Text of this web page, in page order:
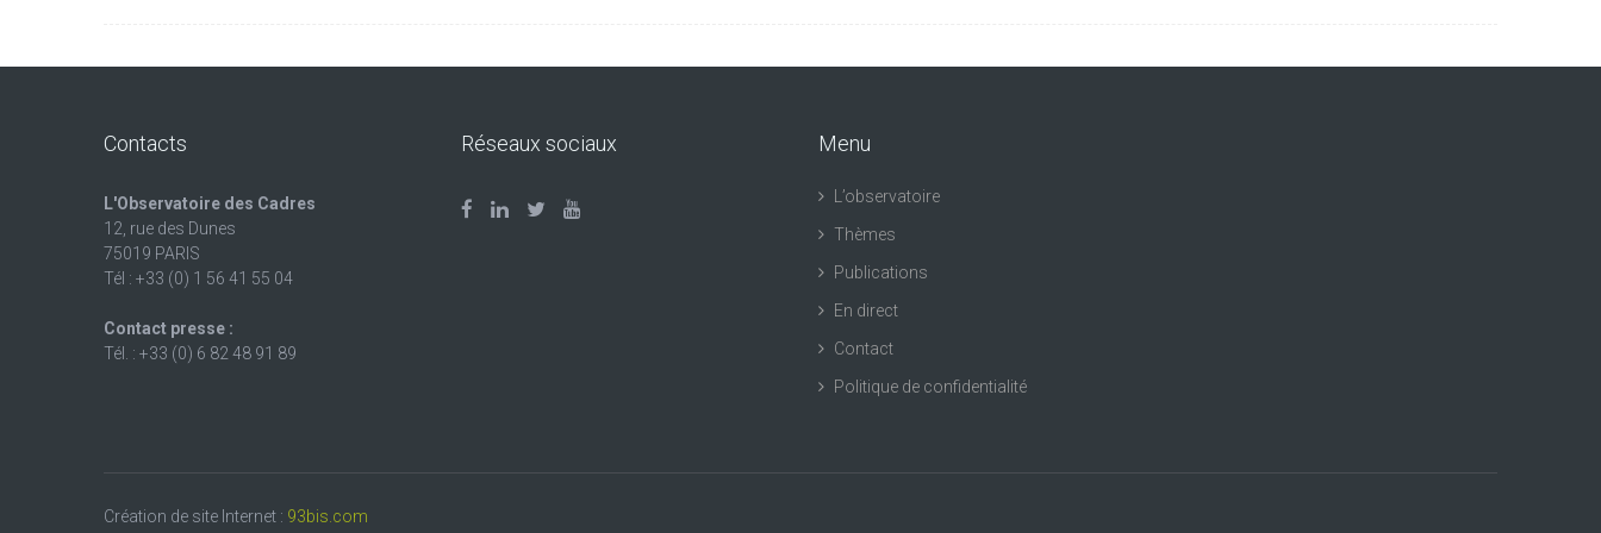
Contacts
L'Observatoire des Cadres
12, rue des Dunes
75019 PARIS
Tél : +33 (0) 1 56 41 55 04
Contact presse :
Tél. : +33 (0) 6 82 48 91 89
Réseaux sociaux Menu
L’observatoire
Thèmes
Publications
En direct
Contact
Politique de confidentialité
Création de site Internet : 93bis.com